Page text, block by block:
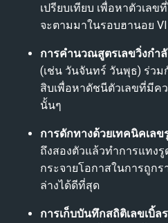
เปรียบเทียบ เพื่อหาตัวเล
จะตามมาในรอบฮานอย
การคำนวณสูตรเลขวิ่งกำ
(เช่น วันจันทร์ วันพุธ) ร่ว
สิบเพื่อหาดัชนีตัวเลขที่มีค
นั้นๆ
การดักทางด้วยเทคนิคเลข
ถึงสองตัวแล้วทำการแทง
กระจายโอกาสในการถูก
ล่างได้ดีที่สุด
การเก็บบันทึกสถิติเลขเบิ้ล